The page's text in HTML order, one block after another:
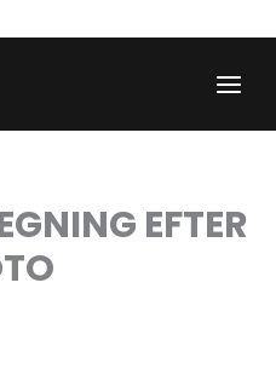
EFTER